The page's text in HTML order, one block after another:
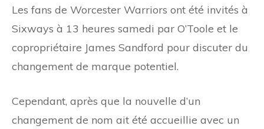
Les fans de Worcester Warriors ont été invités à
Sixways à 13 heures samedi par O’Toole et le
copropriétaire James Sandford pour discuter du
changement de marque potentiel.
Cependant, après que la nouvelle d’un
changement de nom ait été accueillie avec un